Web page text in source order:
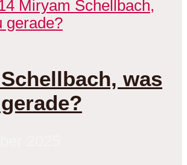
was